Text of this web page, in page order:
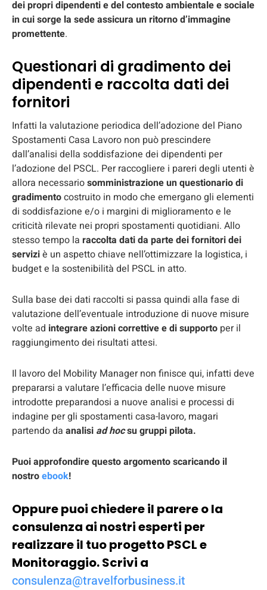
dei propri dipendenti e del contesto ambientale e sociale
in cui sorge la sede assicura un ritorno d’immagine
promettente.
Questionari di gradimento dei
dipendenti e raccolta dati dei
fornitori
Infatti la valutazione periodica dell’adozione del Piano
Spostamenti Casa Lavoro non può prescindere
dall’analisi della soddisfazione dei dipendenti per
l’adozione del PSCL. Per raccogliere i pareri degli utenti è
allora necessariosomministrazione un questionario di
gradimentocostruito in modo che emergano gli elementi
di soddisfazione e/o i margini di miglioramento e le
criticità rilevate nei propri spostamenti quotidiani. Allo
stesso tempo la raccolta dati da parte dei fornitori dei
serviziè un aspetto chiave nell’ottimizzare la logistica, i
budget e la sostenibilità del PSCL in atto.
Sulla base dei dati raccolti si passa quindi alla fase di
valutazione dell’eventuale introduzione di nuove misure
volte ad integrare azioni correttive e di supporto per il
raggiungimento dei risultati attesi.
Il lavoro del Mobility Manager non finisce qui, infatti deve
prepararsi a valutare l’efficacia delle nuove misure
introdotte preparandosi a nuove analisi e processi di
indagine per gli spostamenti casa-lavoro, magari
partendo da analisi ad hocsu gruppi pilota.
Puoi approfondire questo argomento scaricando il
nostroebook!
Oppure puoi chiedere il parere o la
consulenza ai nostri esperti per
realizzare il tuo progetto PSCL e
Monitoraggio. Scrivi a
consulenza@travelforbusiness.it